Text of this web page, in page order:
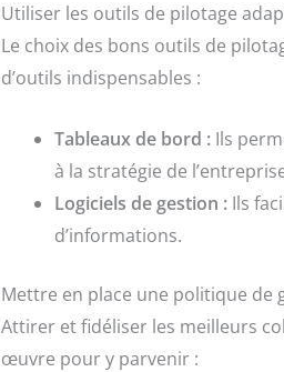
Utiliser les outils de pilotage
Le choix des bons outils de
d’outils indispensables :
Tableaux de bord :Ils
à la stratégie de
Logiciels de gestion :Ils
d’informations.
Mettre en place une politique de
Attirer et fidéliser les meilleurs
œuvre pour y parvenir :